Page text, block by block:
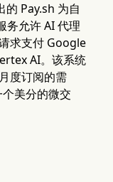
Pay.sh 为自
务允许 AI 代理
求支付 Google
AI。该系统
度订阅的需
美分的微交